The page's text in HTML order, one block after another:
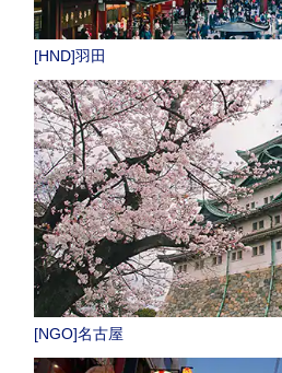
[HND]羽田
[NGO]名古屋